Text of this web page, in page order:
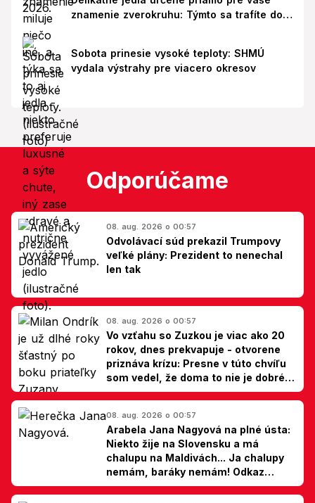
znamenie zverokruhu: Týmto sa trafíte do
Sobota prinesie vysoké teploty: SHMÚ
vydala výstrahy pre viacero okresov
Odporúčame
08. aug. 2026 o 00:57
Odvolávací súd prekazil Trumpovy
veľké plány: Prezident to nenechal
len tak
08. aug. 2026 o 00:57
Vo vzťahu so Zuzkou je viac ako 20
rokov, dnes prekvapuje - otvorene
priznáva krízu: Presne v túto chvíľu
som vedel, že doma to nie je dobré,
hovorí Milan Ondrík
08. aug. 2026 o 00:57
Arabela Jana Nagyová na plné ústa:
Niekto žije na Slovensku a má
chalupu na Maldivách... Ja chalupy
nemám, baráky nemám! Odkaz
Slovákom